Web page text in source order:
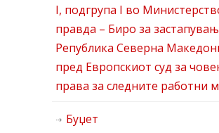
I, подгрупа I во
правда – Биро за
Република Северна
пред Европскиот суд за
права за следните работни
Буџет